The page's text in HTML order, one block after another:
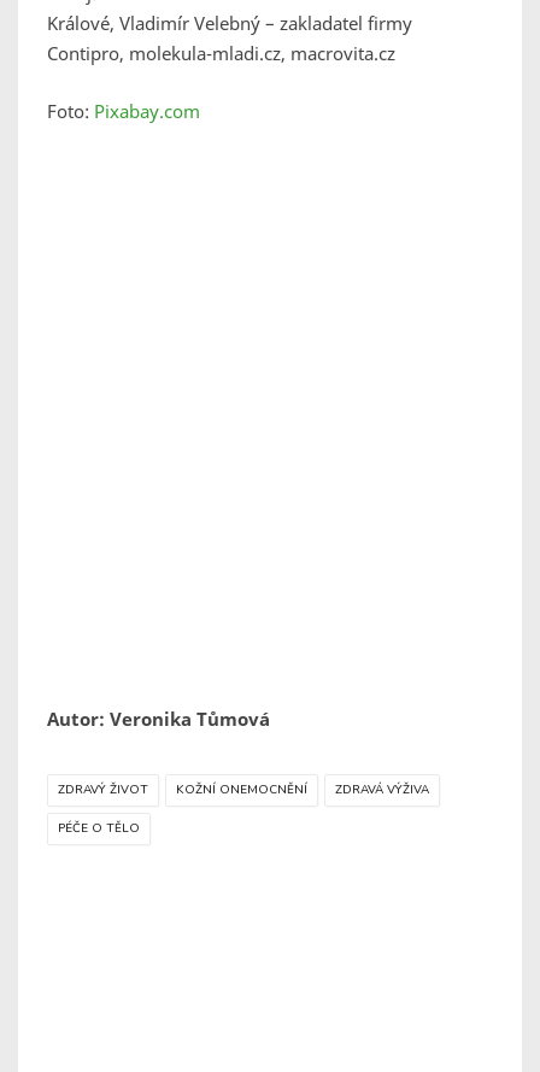
Králové, Vladimír Velebný – zakladatel firmy
Contipro, molekula-mladi.cz, macrovita.cz
Foto: Pixabay.com
Autor: Veronika Tůmová
ZDRAVÝ ŽIVOT KOŽNÍ ONEMOCNĚNÍ ZDRAVÁ VÝŽIVA
PÉČE O TĚLO